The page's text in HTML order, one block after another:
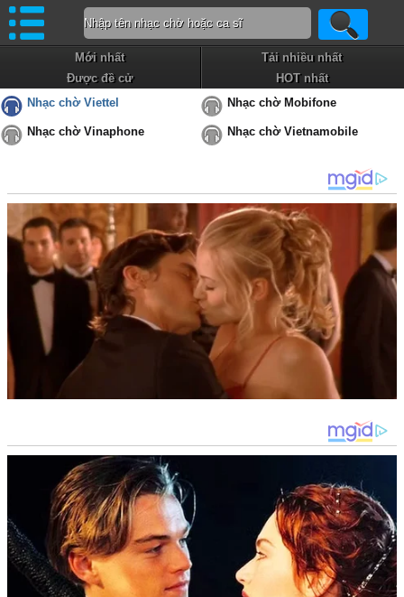
Mới nhất
Tải nhiều nhất
Được đề cử
HOT nhất
Nhạc chờ Viettel
Nhạc chờ Mobifone
Nhạc chờ Vinaphone Nhạc chờ Vietnamobile